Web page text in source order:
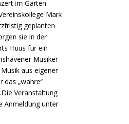
im Garten
Mark
geplanten
sie in der
Huus für ein
Musiker
aus eigener
das „wahre“
Veranstaltung
Anmeldung unter